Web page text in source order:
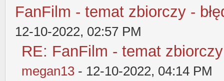
FanFilm - temat zbiorczy -
12-10-2022, 02:57 PM
RE: FanFilm - temat
megan13 - 12-10-2022, 04:14 PM